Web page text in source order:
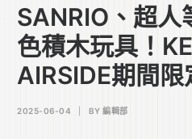
SANRIO、超人
色積木玩具！
AIRSIDE期間限
2025-06-04 BY 編輯部